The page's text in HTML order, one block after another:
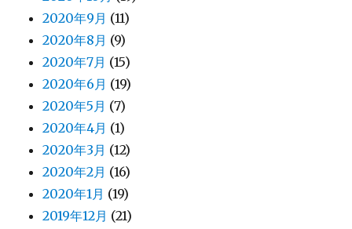
2020年9月 (11)
2020年8月 (9)
2020年7月 (15)
2020年6月 (19)
2020年5月 (7)
2020年4月 (1)
2020年3月 (12)
2020年2月 (16)
2020年1月 (19)
2019年12月 (21)